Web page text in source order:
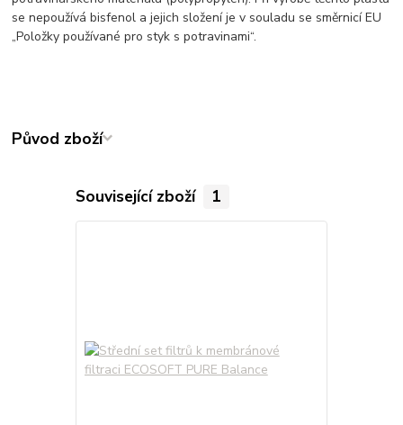
se nepoužívá bisfenol a jejich složení je v souladu se směrnicí EU
„Položky používané pro styk s potravinami“.
Původ zboží
Související zboží 1